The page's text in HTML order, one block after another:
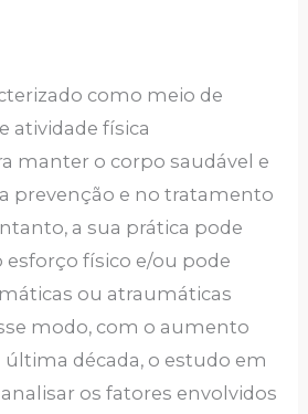
como meio de
atividade física
manter o corpo saudável e
prevenção e no tratamento
a sua prática pode
físico e/ou pode
ou atraumáticas
modo, com o aumento
última década, o estudo em
os fatores envolvidos